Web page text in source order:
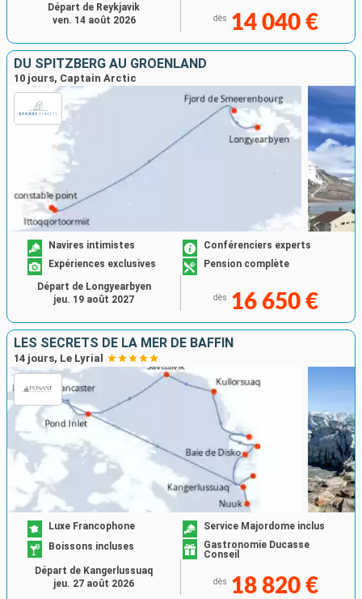
dès 14 040 €
Départ de Reykjavik
ven. 14 août 2026
DU SPITZBERG AU GROENLAND
10 jours, Captain Arctic
Navires intimistes
Conférenciers experts
Expériences exclusives
Pension complète
dès 16 650 €
Départ de Longyearbyen
jeu. 19 août 2027
LES SECRETS DE LA MER DE BAFFIN
14 jours, Le Lyrial
Luxe Francophone
Service Majordome inclus
Boissons incluses
Gastronomie Ducasse
Conseil
dès 18 820 €
Départ de Kangerlussuaq
jeu. 27 août 2026